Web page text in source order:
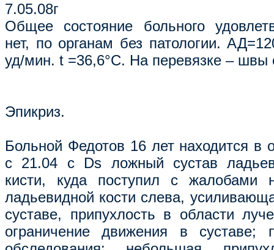
7.05.08г
Общее состояние больного
нет, по органам без патологии.
уд/мин. t =36,6°С. На перевязке – швы
Эпикриз.
Больной Федотов 16 лет находится в
с 21.04 с Ds ложный сустав
кисти, куда поступил с жалобами
ладьевидной кости слева,
суставе, припухлость в области
ограничение движения в суставе;